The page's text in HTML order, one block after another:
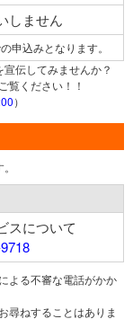
しません
申込みとなります。
伝してみませんか？
覧ください！！
）
スについて
よる不審な電話がかか
尋ねすることはありま